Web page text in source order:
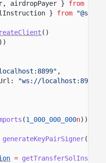
airdropPayer } from
} from
()
,
"ws://localhost:8900"
(1_000_000_000n)));
generateKeyPairSigner();
=